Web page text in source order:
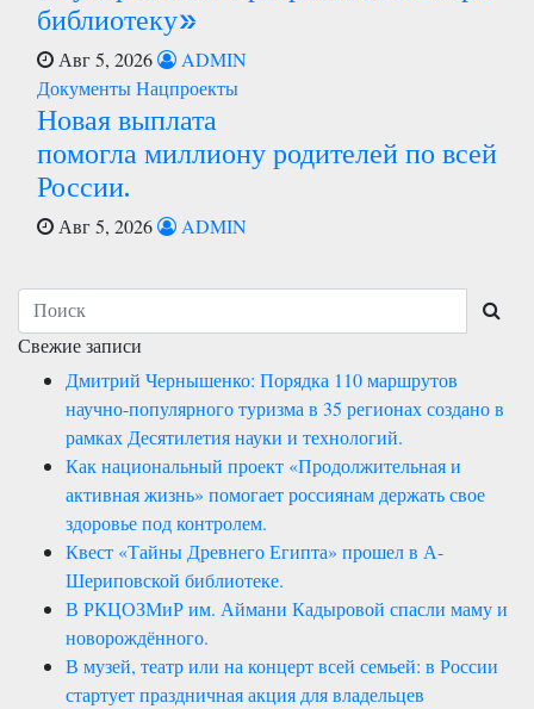
библиотеку»
Авг 5, 2026
ADMIN
ДокументыНацпроекты
Новая выплата
помогла миллиону родителей по всей
России.
Авг 5, 2026 ADMIN
Свежие записи
Дмитрий Чернышенко: Порядка 110 маршрутов
научно-популярного туризма в 35 регионах создано в
рамках Десятилетия науки и технологий.
Как национальный проект «Продолжительная и
активная жизнь» помогает россиянам держать свое
здоровье под контролем.
Квест «Тайны Древнего Египта» прошел в А-
Шериповской библиотеке.
В РКЦОЗМиР им. Аймани Кадыровой спасли маму и
новорождённого.
В музей, театр или на концерт всей семьей: в России
стартует праздничная акция для владельцев